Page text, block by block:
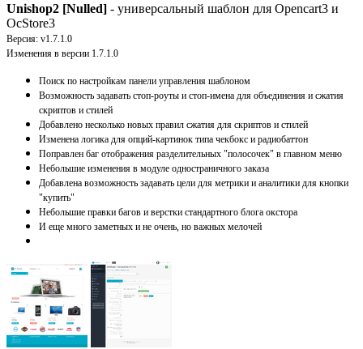
Unishop2 [Nulled] - универсальный шаблон для Opencart3 и
OcStore3
Версия: v1.7.1.0
Изменения в версии 1.7.1.0
Поиск по настройкам панели управления шаблоном
Возможность задавать стоп-роуты и стоп-имена для объединения и сжатия
скриптов и стилей
Добавлено несколько новых правил сжатия для скриптов и стилей
Изменена логика для опций-картинок типа чекбокс и радиобаттон
Поправлен баг отображения разделительных "полосочек" в главном меню
Небольшие изменения в модуле одностраничного заказа
Добавлена возможность задавать цели для метрики и аналитики для кнопки
"купить"
Небольшие правки багов и верстки стандартного блога окстора
И еще много заметных и не очень, но важных мелочей